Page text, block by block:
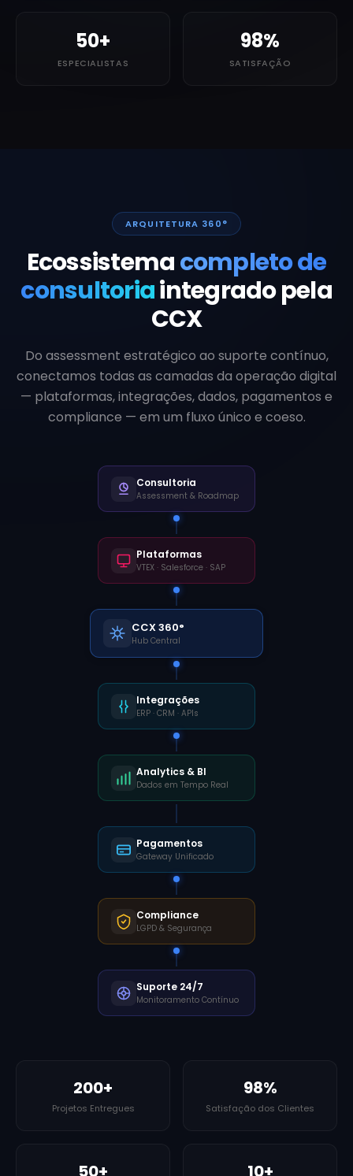
50+
ESPECIALISTAS
98%
SATISFAÇÃO
ARQUITETURA 360°
Ecossistemacompleto de
consultoriaintegrado pela
CCX
Do assessment estratégico ao suporte contínuo,
conectamos todas as camadas da operação digital
— plataformas, integrações, dados, pagamentos e
compliance — em um fluxo único e coeso.
Consultoria
Assessment & Roadmap
Plataformas
VTEX · Salesforce · SAP
CCX 360°
Hub Central
Integrações
ERP · CRM · APIs
Analytics & BI
Dados em Tempo Real
Pagamentos
Gateway Unificado
Compliance
LGPD & Segurança
Suporte 24/7
Monitoramento Contínuo
200+
Projetos Entregues
98%
Satisfação dos Clientes
50+ 10+